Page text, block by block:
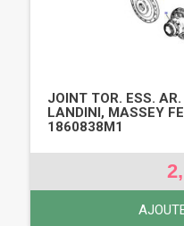
JOINT TOR. ESS.
LANDINI, MASSEY
1860838M1